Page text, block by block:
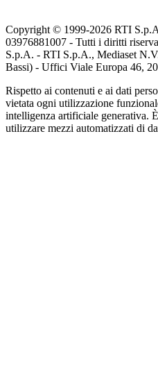
Copyright © 1999-2026 RTI
03976881007 - Tutti i diritti
S.p.A. - RTI S.p.A., Mediaset
Bassi) - Uffici Viale Europa 46,
Rispetto ai contenuti e ai dati
vietata ogni utilizzazione
intelligenza artificiale generativa.
utilizzare mezzi automatizzati di